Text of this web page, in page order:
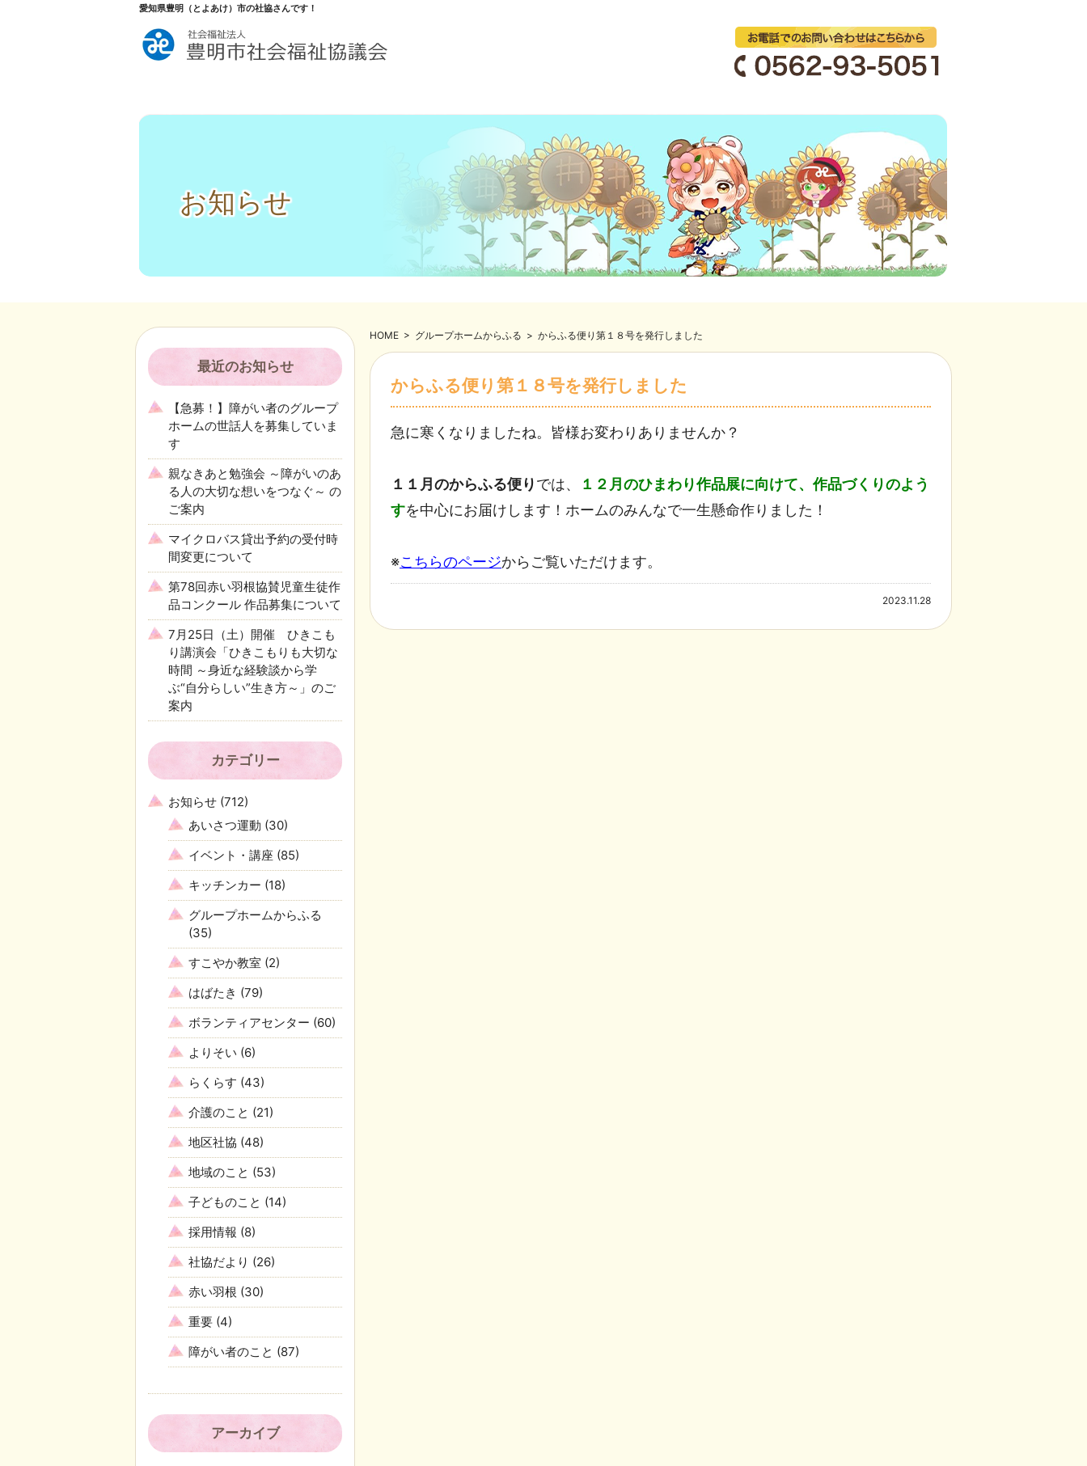
愛知県豊明（とよあけ）市の社協さんです！
お知らせ
HOME > グループホームからふる > からふる便り第１８号を発行しました
からふる便り第１８号を発行しました
急に寒くなりましたね。皆様お変わりありませんか？
１１月のからふる便りでは、
１２月のひまわり作品展に向けて、作品づくりのよう
すを中心にお届けします！ホームのみんなで一生懸命作りました！
※こちらのページからご覧いただけます。
2023.11.28
最近のお知らせ
【急募！】障がい者のグループ
ホームの世話人を募集していま
す
親なきあと勉強会 ～障がいのあ
る人の大切な想いをつなぐ～ の
ご案内
マイクロバス貸出予約の受付時
間変更について
第78回赤い羽根協賛児童生徒作
品コンクール 作品募集について
7月25日（土）開催 ひきこも
り講演会「ひきこもりも大切な
時間 ～身近な経験談から学
ぶ“自分らしい”生き方～」のご
案内
カテゴリー
お知らせ (712)
あいさつ運動 (30)
イベント・講座 (85)
キッチンカー (18)
グループホームからふる
(35)
すこやか教室 (2)
はばたき (79)
ボランティアセンター (60)
よりそい (6)
らくらす (43)
介護のこと (21)
地区社協 (48)
地域のこと (53)
子どものこと (14)
採用情報 (8)
社協だより (26)
赤い羽根 (30)
重要 (4)
障がい者のこと (87)
アーカイブ